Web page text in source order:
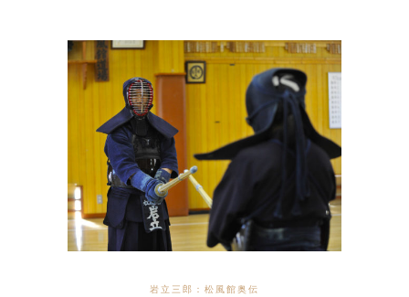
岩立三郎：松風館奥伝